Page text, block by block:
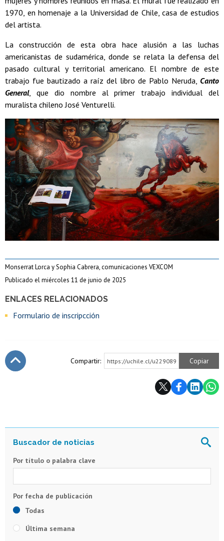
ENLACES RELACIONADOS
Formulario de inscripcción
1970, en homenaje a la Universidad de Chile, casa de estudios
del artista.
La construcción de esta obra hace alusión a las luchas
americanistas de sudamérica, donde se relata la defensa del
pasado cultural y territorial americano. El nombre de este
trabajo fue bautizado a raíz del libro de Pablo Neruda, Canto
General, que dio nombre al primer trabajo individual del
muralista chileno José Venturelli.
Monserrat Lorca y Sophia Cabrera, comunicaciones VEXCOM
Publicado el miércoles 11 de junio de 2025
Compartir: https://uchile.cl/u229089 Copiar
Por título o palabra clave
Todas
Última semana